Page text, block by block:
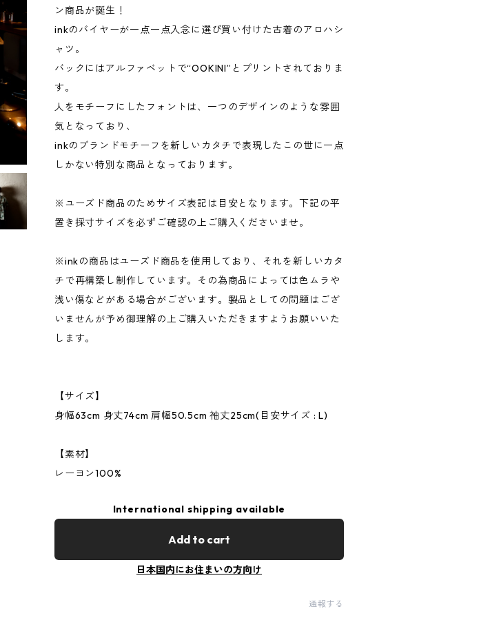
ン商品が誕生！
inkのバイヤーが一点一点入念に選び買い付けた古着のアロハシ
ャツ。
バックにはアルファベットで“OOKINI”とプリントされておりま
す。
人をモチーフにしたフォントは、一つのデザインのような雰囲
気となっており、
inkのブランドモチーフを新しいカタチで表現したこの世に一点
しかない特別な商品となっております。
※ユーズド商品のためサイズ表記は目安となります。下記の平
置き採寸サイズを必ずご確認の上ご購入くださいませ。
※inkの商品はユーズド商品を使用しており、それを新しいカタ
チで再構築し制作しています。その為商品によっては色ムラや
浅い傷などがある場合がございます。製品としての問題はござ
いませんが予め御理解の上ご購入いただきますようお願いいた
します。
【サイズ】
身幅63cm 身丈74cm 肩幅50.5cm 袖丈25cm(目安サイズ : L)
【素材】
レーヨン100%
International shipping available
Add to cart
日本国内にお住まいの方向け
通報する